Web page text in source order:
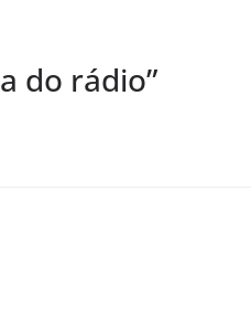
do rádio”